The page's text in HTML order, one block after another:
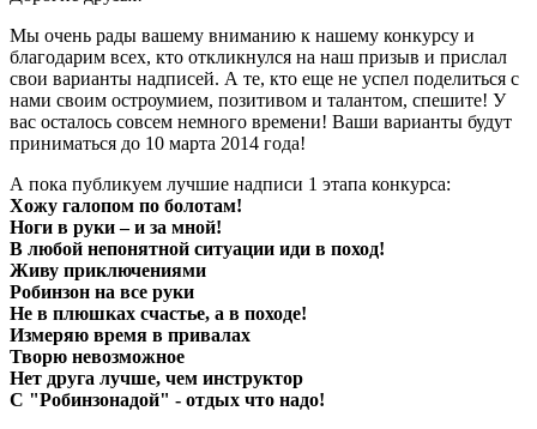
Мы очень рады вашему вниманию к нашему конкурсу и
благодарим всех, кто откликнулся на наш призыв и прислал
свои варианты надписей. А те, кто еще не успел поделиться с
нами своим остроумием, позитивом и талантом, спешите! У
вас осталось совсем немного времени! Ваши варианты будут
приниматься до 10 марта 2014 года!
А пока публикуем лучшие надписи 1 этапа конкурса:
Хожу галопом по болотам!
Ноги в руки – и за мной!
В любой непонятной ситуации иди в поход!
Живу приключениями
Робинзон на все руки
Не в плюшках счастье, а в походе!
Измеряю время в привалах
Творю невозможное
Нет друга лучше, чем инструктор
С "Робинзонадой" - отдых что надо!